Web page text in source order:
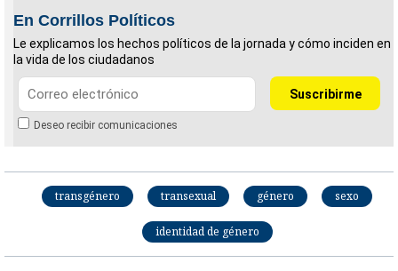
En Corrillos Políticos
Le explicamos los hechos políticos de la jornada y cómo inciden en
la vida de los ciudadanos
Deseo recibir comunicaciones
transgénero transexual género sexo
identidad de género